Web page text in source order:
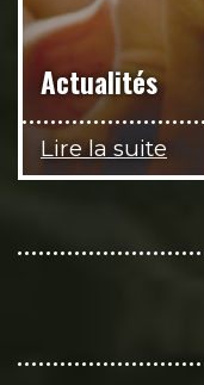
Actualités
Lire la suite